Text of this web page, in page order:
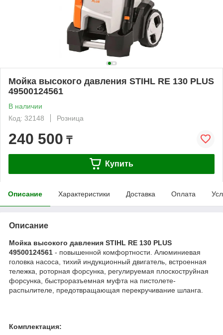
Мойка высокого давления STIHL RE 130 PLUS
49500124561
В наличии
Код: 32148
Розница
240 500 ₸
Купить
Описание Характеристики Доставка Оплата
Описание
Мойка высокого давления STIHL RE 130 PLUS
49500124561 - повышенной комфортности. Алюминиевая
головка насоса, тихий индукционный двигатель, встроенная
тележка, роторная форсунка, регулируемая плоскоструйная
форсунка, быстроразъемная муфта на пистолете-
распылителе, предотвращающая перекручивание шланга.
Комплектация: